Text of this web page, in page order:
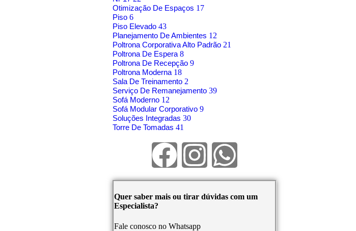
Otimização De Espaços 17
Piso 6
Piso Elevado 43
Planejamento De Ambientes 12
Poltrona Corporativa Alto Padrão 21
Poltrona De Espera 8
Poltrona De Recepção 9
Poltrona Moderna 18
Sala De Treinamento 2
Serviço De Remanejamento 39
Sofá Moderno 12
Sofá Modular Corporativo 9
Soluções Integradas 30
Torre De Tomadas 41
Quer saber mais ou tirar dúvidas com um
Especialista?
Fale conosco no Whatsapp